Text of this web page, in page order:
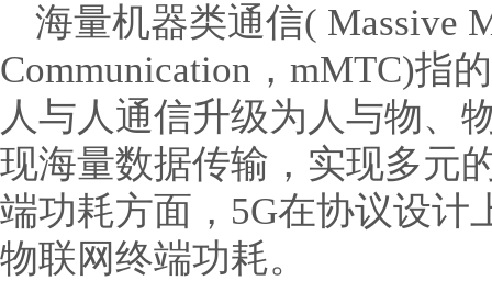
海量机器类通信( Massive
Communication，mMTC)指
人与人通信升级为人与物、
现海量数据传输，实现多元
端功耗方面，5G在协议设计
物联网终端功耗。